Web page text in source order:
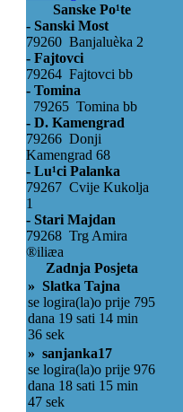
Sanske Po¹te
- Sanski Most
79260 Banjaluèka 2
- Fajtovci
79264 Fajtovci bb
- Tomina
79265 Tomina bb
- D. Kamengrad
79266 Donji
Kamengrad 68
- Lu¹ci Palanka
79267 Cvije Kukolja
1
- Stari Majdan
79268 Trg Amira
®iliæa
Zadnja Posjeta
» Slatka Tajna
se logira(la)o prije 795
dana 19 sati 14 min
36 sek
» sanjanka17
se logira(la)o prije 976
dana 18 sati 15 min
47 sek